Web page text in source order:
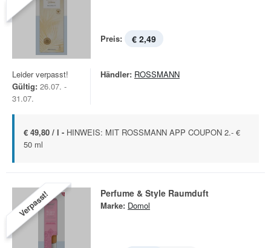
Preis: € 2,49
Leider verpasst!
Gültig: 26.07. -
31.07.
Händler: ROSSMANN
€ 49,80 / l - HINWEIS: MIT ROSSMANN APP COUPON 2.- €
50 ml
Verpasst! Perfume & Style Raumduft
Marke: Domol